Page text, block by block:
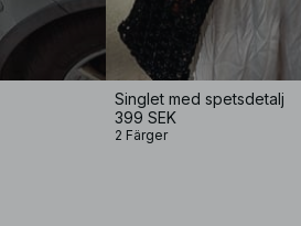
Singlet med spetsdetalj
399 SEK
2 Färger